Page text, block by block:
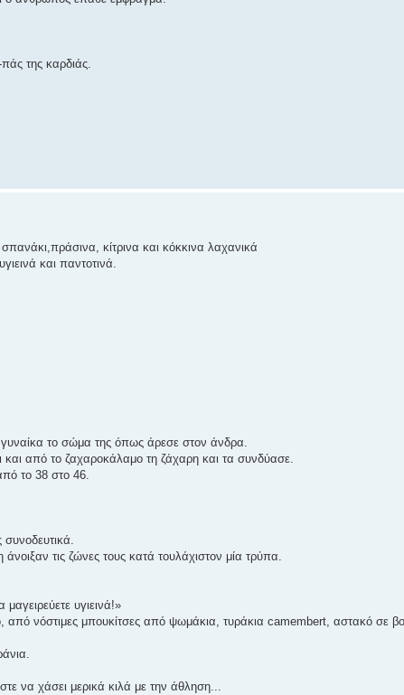
της καρδιάς.
κίτρινα και κόκκινα λαχανικά
και παντοτινά.
γυναίκα το σώμα της όπως άρεσε στον άνδρα.
και από το ζαχαροκάλαμο τη ζάχαρη και τα συνδύασε.
το 38 στο 46.
τις ζώνες τους κατά τουλάχιστον μία τρύπα.
υγιεινά!»
από νόστιμες μπουκίτσες από ψωμάκια, τυράκια camembert, αστακό σε
να χάσει μερικά κιλά με την άθληση...